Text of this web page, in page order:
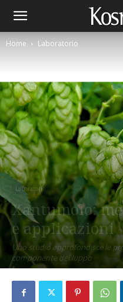
Home Laboratorio
Laboratorio
Xantumolo:
e applicazioni
Uno studio approfondisce le
componente del luppo